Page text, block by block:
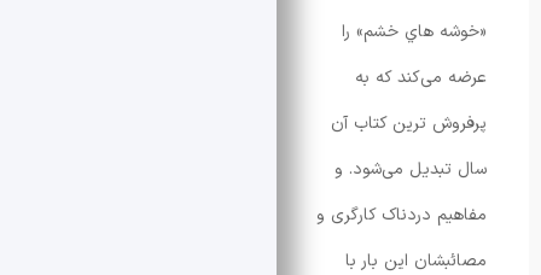
هاي خشم» را
که به
ترین کتاب آن
می‌شود. و
دردناک کارگری و
این بار با